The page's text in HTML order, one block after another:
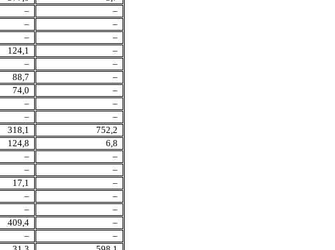
–
–
–
–
–
–
124,1
–
–
–
88,7
–
74,0
–
–
–
–
–
318,1
752,2
124,8
6,8
–
–
–
–
17,1
–
–
–
–
–
409,4
–
–
–